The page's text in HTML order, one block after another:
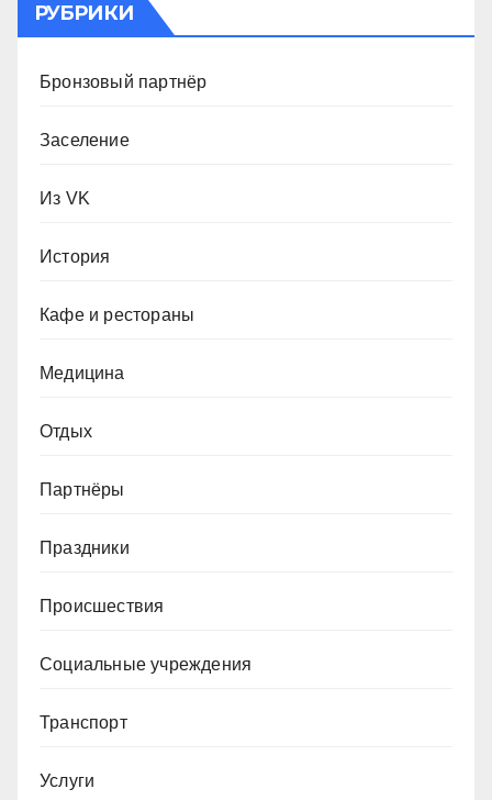
РУБРИКИ
Бронзовый партнёр
Заселение
Из VK
История
Кафе и рестораны
Медицина
Отдых
Партнёры
Праздники
Происшествия
Социальные учреждения
Транспорт
Услуги